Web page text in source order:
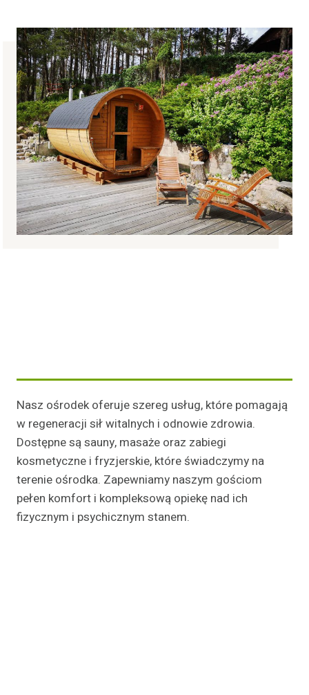
Nasz ośrodek oferuje szereg usług, które pomagają
w regeneracji sił witalnych i odnowie zdrowia.
Dostępne są sauny, masaże oraz zabiegi
kosmetyczne i fryzjerskie, które świadczymy na
terenie ośrodka. Zapewniamy naszym gościom
pełen komfort i kompleksową opiekę nad ich
fizycznym i psychicznym stanem.